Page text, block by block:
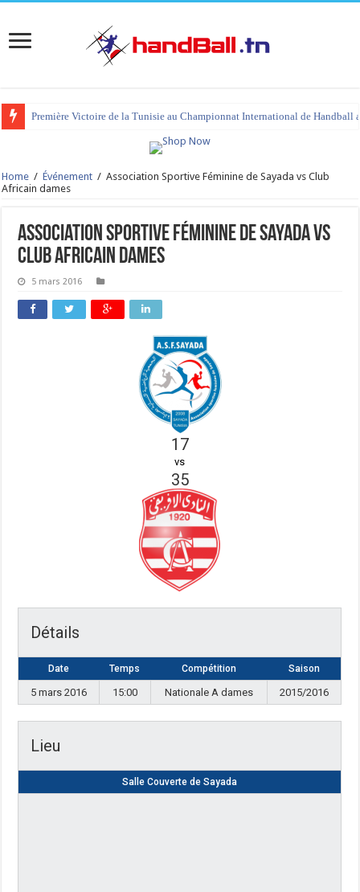
Première Victoire de la Tunisie au Championnat International de Handball
Home / Événement / Association Sportive Féminine de Sayada vs Club
Africain dames
Association Sportive Féminine de Sayada vs
Club Africain dames
5 mars 2016
17
vs
35
Détails
Date Temps Compétition Saison
5 mars 2016 15:00 Nationale A dames 2015/2016
Lieu
Salle Couverte de Sayada